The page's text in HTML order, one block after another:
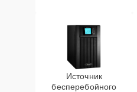
Источник
бесперебойного